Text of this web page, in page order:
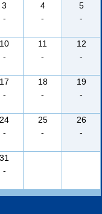
3
-
4
-
5
-
10
-
11
-
12
-
17
-
18
-
19
-
24
-
25
-
26
-
31
-